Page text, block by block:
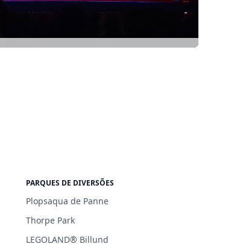
PARQUES DE DIVERSÕES
Plopsaqua de Panne
Thorpe Park
LEGOLAND® Billund